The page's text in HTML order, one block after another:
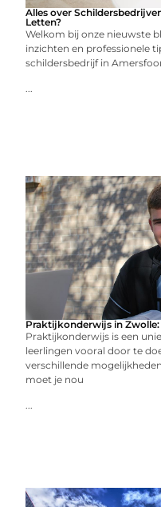
Alles over
Letten?
Welkom bij onze nieuwste
inzichten en professionele
schildersbedrijf in
...
Praktijkonderwijs in Zwolle:
Praktijkonderwijs is een
leerlingen vooral door te
verschillende
moet je nou
...